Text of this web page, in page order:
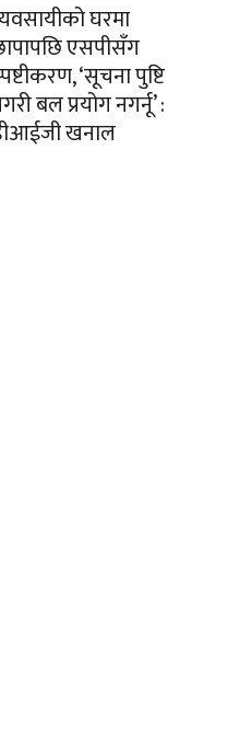
घरमा
एसपीसँग
‘सूचना पुष्टि
बल प्रयोग नगर्नू’ :
खनाल